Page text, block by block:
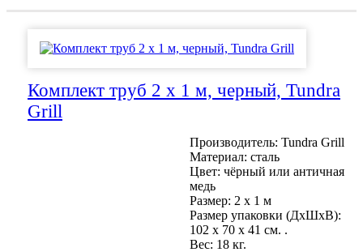
Комплект труб 2 x 1 м, черный, Tundra
Grill
Производитель: Tundra Grill
Материал: сталь
Цвет: чёрный или античная
медь
Размер: 2 x 1 м
Размер упаковки (ДхШхВ):
102 х 70 x 41 см. .
Вес: 18 кг.